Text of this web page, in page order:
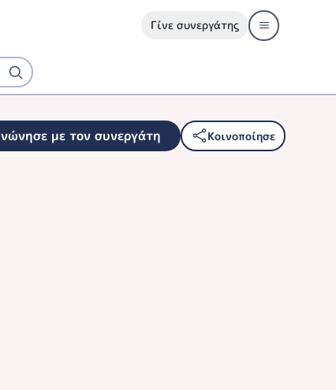
Γίνε συνεργάτης
με τον συνεργάτη Κοινοποίησε